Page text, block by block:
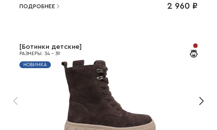
ПОДРОБНЕЕ 2 960 ₽
[ Ботинки детские]
РАЗМЕРЫ : 34 - 39
НОВИНКА